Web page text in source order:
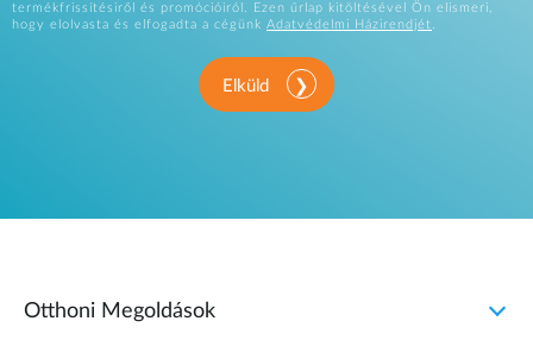
termékfrissítésiről és promócióiról. Ezen űrlap kitöltésével Ön elismeri,
hogy elolvasta és elfogadta a cégünk Adatvédelmi Házirendjét.
Elküld
Otthoni Megoldások